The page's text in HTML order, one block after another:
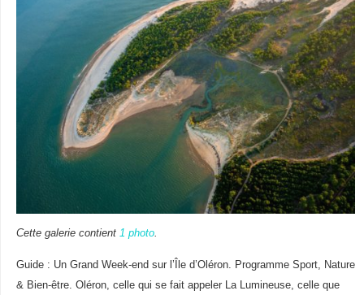
Cette galerie contient 1 photo.
Guide : Un Grand Week-end sur l’Île d’Oléron. Programme Sport, Nature
& Bien-être. Oléron, celle qui se fait appeler La Lumineuse, celle que